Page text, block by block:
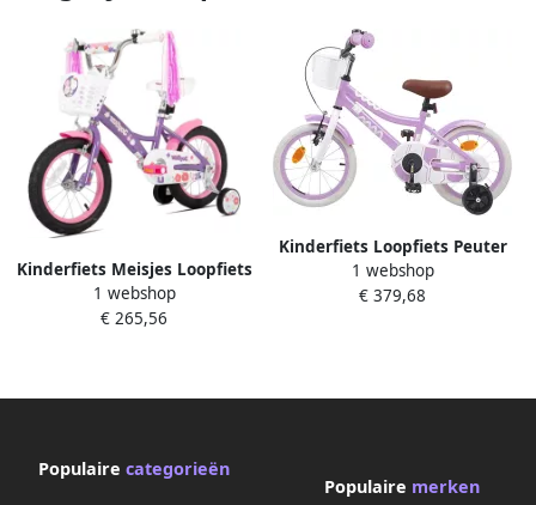
Kinderfiets Meisjes Loopfiets
Peuter Leren Fietsen Met
Stabilisator 12 Inch Paars
1 webshop
€ 265,56
Kinderfiets Loopfiets Peuter
Leren Fietsen Verstelbare
Handvatten 12 inch Paars
1 webshop
€ 379,68
Populaire categorieën
Populaire merken